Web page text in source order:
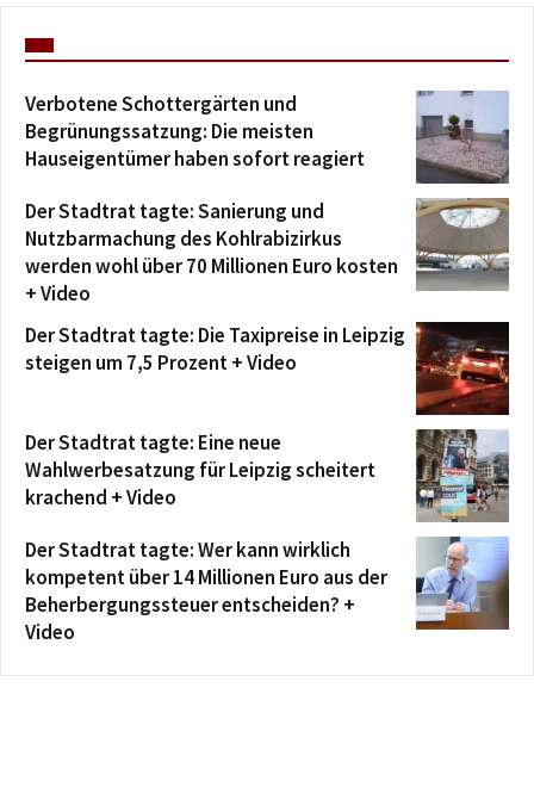
Verbotene Schottergärten und
Begrünungssatzung: Die meisten
Hauseigentümer haben sofort reagiert
Der Stadtrat tagte: Sanierung und
Nutzbarmachung des Kohlrabizirkus
werden wohl über 70 Millionen Euro kosten
+ Video
Der Stadtrat tagte: Die Taxipreise in Leipzig
steigen um 7,5 Prozent + Video
Der Stadtrat tagte: Eine neue
Wahlwerbesatzung für Leipzig scheitert
krachend + Video
Der Stadtrat tagte: Wer kann wirklich
kompetent über 14 Millionen Euro aus der
Beherbergungssteuer entscheiden? +
Video